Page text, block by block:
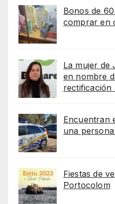
Bonos de
comprar en
La mujer de
en nombre
rectificación
Encuentran
una
Fiestas de
Portocolom